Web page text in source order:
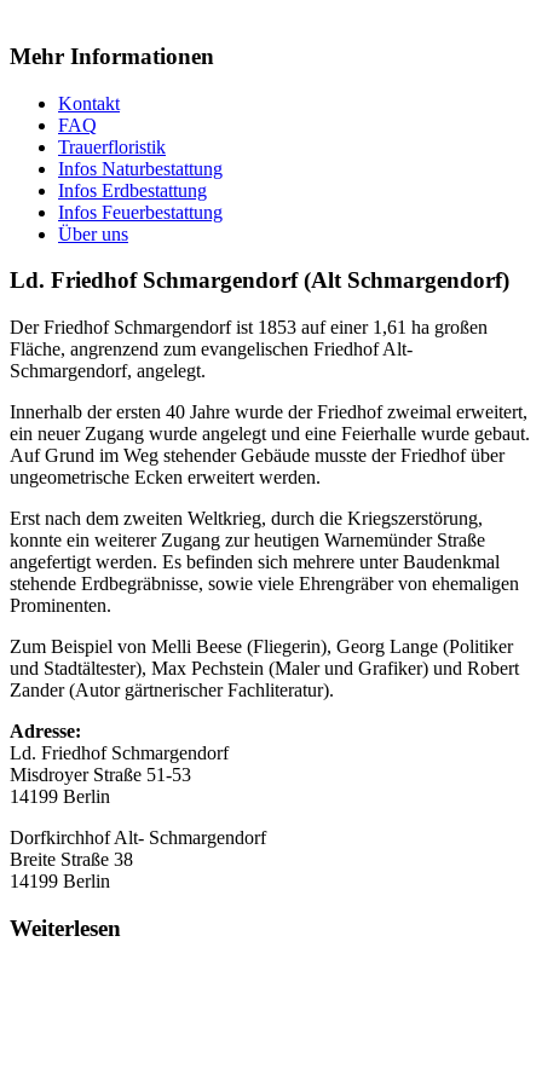
Mehr Informationen
Kontakt
FAQ
Trauerfloristik
Infos Naturbestattung
Infos Erdbestattung
Infos Feuerbestattung
Über uns
Ld. Friedhof Schmargendorf (Alt Schmargendorf)
Der Friedhof Schmargendorf ist 1853 auf einer 1,61 ha großen
Fläche, angrenzend zum evangelischen Friedhof Alt-
Schmargendorf, angelegt.
Innerhalb der ersten 40 Jahre wurde der Friedhof zweimal erweitert,
ein neuer Zugang wurde angelegt und eine Feierhalle wurde gebaut.
Auf Grund im Weg stehender Gebäude musste der Friedhof über
ungeometrische Ecken erweitert werden.
Erst nach dem zweiten Weltkrieg, durch die Kriegszerstörung,
konnte ein weiterer Zugang zur heutigen Warnemünder Straße
angefertigt werden. Es befinden sich mehrere unter Baudenkmal
stehende Erdbegräbnisse, sowie viele Ehrengräber von ehemaligen
Prominenten.
Zum Beispiel von Melli Beese (Fliegerin), Georg Lange (Politiker
und Stadtältester), Max Pechstein (Maler und Grafiker) und Robert
Zander (Autor gärtnerischer Fachliteratur).
Adresse:
Ld. Friedhof Schmargendorf
Misdroyer Straße 51-53
14199 Berlin
Dorfkirchhof Alt- Schmargendorf
Breite Straße 38
14199 Berlin
Weiterlesen